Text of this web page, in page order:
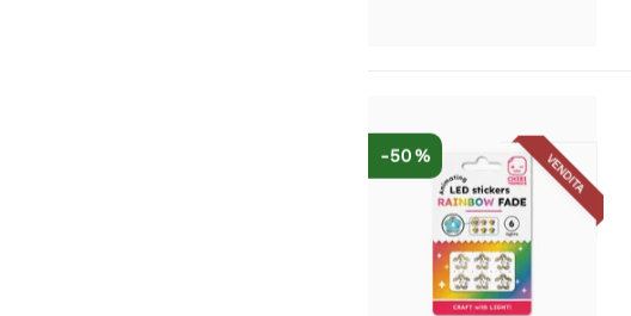
VENDITA
-50 %